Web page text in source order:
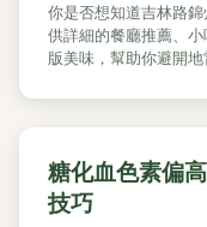
你是否想知道吉林路
供詳細的餐廳推薦、
版美味，幫助你避開地
糖化血色素偏
技巧